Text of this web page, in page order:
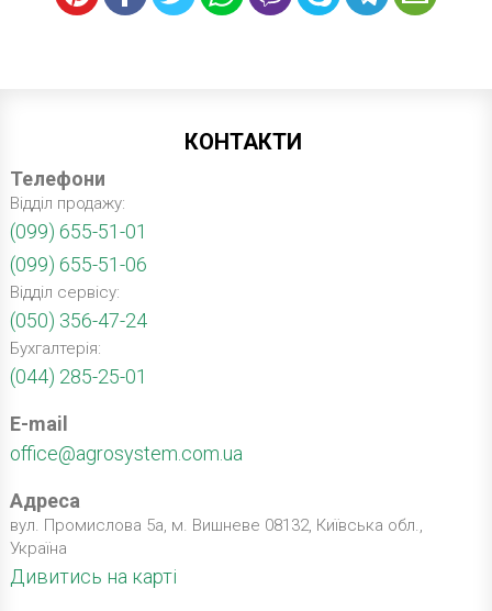
КОНТАКТИ
Телефони
Відділ продажу:
(099) 655-51-01
(099) 655-51-06
Відділ сервісу:
(050) 356-47-24
Бухгалтерія:
(044) 285-25-01
E-mail
office@agrosystem.com.ua
Адреса
вул. Промислова 5а, м. Вишневе 08132, Київська обл.,
Україна
Дивитись на карті